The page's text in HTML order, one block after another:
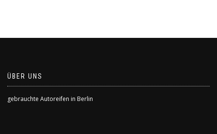
ÜBER UNS
gebrauchte Autoreifen in Berlin